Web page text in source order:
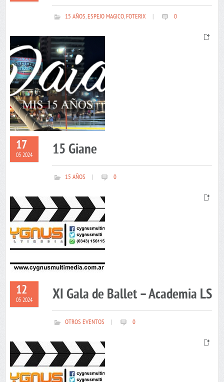
15 AÑOS,ESPEJO MAGICO,FOTERIX 0
17
05 2024 15 Giane
15 AÑOS 0
12
05 2024 XI Gala de Ballet – Academia LS
OTROS EVENTOS 0